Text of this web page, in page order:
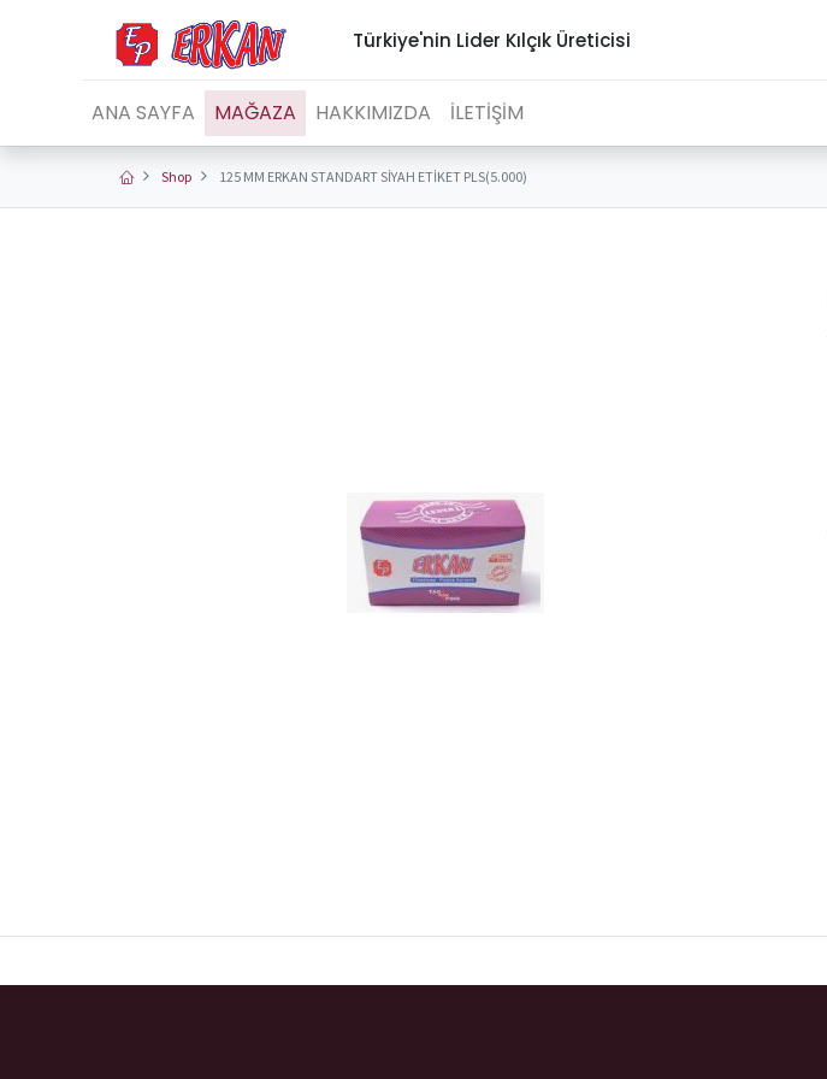
Türkiye'nin Lider Kılçık Üreticisi
ANA SAYFA MAĞAZA HAKKIMIZDA İLETİŞİM
Shop 125 MM ERKAN STANDART SİYAH ETİKET PLS(5.000)